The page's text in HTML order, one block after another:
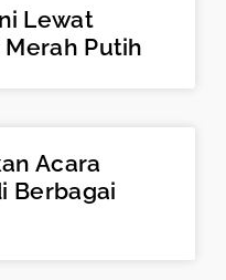
Lewat
Merah Putih
Acara
Berbagai